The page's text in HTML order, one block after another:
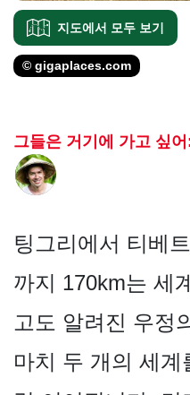
지도에서 모두 보기
© gigaplaces.com
그들은 거기에 가고 싶
팅그리에서 티베
까지 170km는 세
고도 알려진 우정
마치 두 개의 세계